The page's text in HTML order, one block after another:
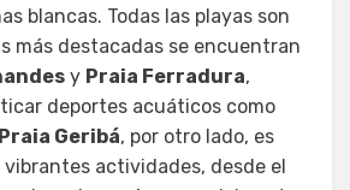
blancas. Todas las playas son
más destacadas se encuentran
y Praia Ferradura,
deportes acuáticos como
Praia Geribá, por otro lado, es
actividades, desde el